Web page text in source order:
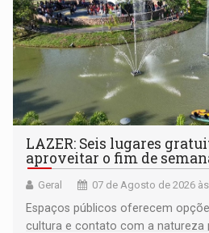
LAZER: Seis lugares
aproveitar o fim de
Geral 07 de Agosto de 2026
Espaços públicos oferecem
cultura e contato com a natureza